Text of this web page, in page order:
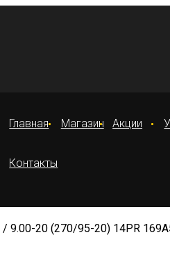
Главная Магазин Акции
Контакты
/ 9.00-20 (270/95-20) 14PR